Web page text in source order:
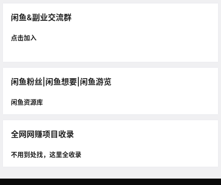
闲鱼&副业交流群
点击加入
闲鱼粉丝|闲鱼想要|闲鱼游览
闲鱼资源库
全网网赚项目收录
不用到处找，这里全收录